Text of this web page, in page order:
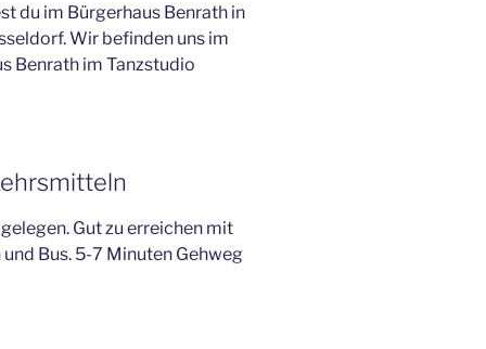
du im Bürgerhaus Benrath in
Wir befinden uns im
Benrath im Tanzstudio
Gut zu erreichen mit
Bus. 5-7 Minuten Gehweg